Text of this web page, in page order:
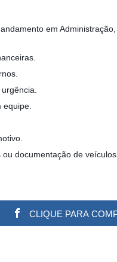
em
documentação de veículos.
CLIQUE PARA